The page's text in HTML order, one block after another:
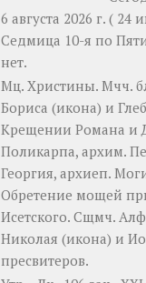
6 августа 2026 г. ( 24
Седмица 10-я по
нет.
Мц. Христины. Мчч.
Бориса (икона) и
Крещении Романа и
Поликарпа, архим.
Георгия, архиеп.
Обретение мощей
Исетского. Сщмч.
Николая (икона) и
пресвитеров.